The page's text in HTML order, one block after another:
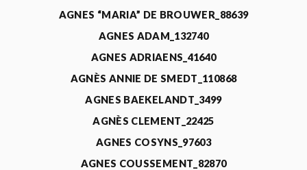
AGNES “MARIA” DE BROUWER_88639
AGNES ADAM_132740
AGNES ADRIAENS_41640
AGNÈS ANNIE DE SMEDT_110868
AGNES BAEKELANDT_3499
AGNÈS CLEMENT_22425
AGNES COSYNS_97603
AGNES COUSSEMENT_82870